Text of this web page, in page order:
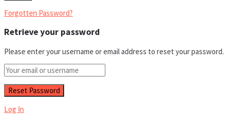
Forgotten Password?
Retrieve your password
Please enter your username or email address to reset your password.
Log In